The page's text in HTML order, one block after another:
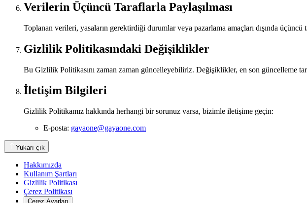
Verilerin Üçüncü Taraflarla Paylaşılması
Toplanan verileri, yasaların gerektirdiği durumlar veya pazarlama amaçları dışında üçüncü
Gizlilik Politikasındaki Değişiklikler
Bu Gizlilik Politikasını zaman zaman güncelleyebiliriz. Değişiklikler, en son güncelleme
İletişim Bilgileri
Gizlilik Politikamız hakkında herhangi bir sorunuz varsa, bizimle iletişime geçin:
E-posta: gayaone@gayaone.com
Yukarı çık
Hakkımızda
Kullanım Şartları
Gizlilik Politikası
Çerez Politikası
Çerez Ayarları